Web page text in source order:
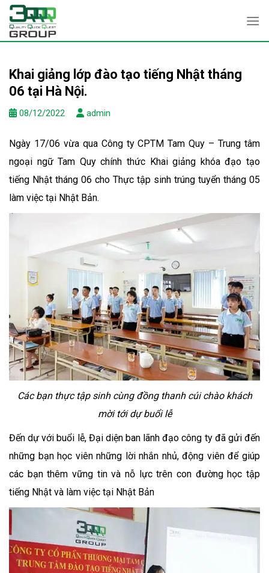
Skip
content
Khai giảng lớp đào tạo tiếng Nhật tháng
06 tại Hà Nội.
08/12/2022 admin
Ngày 17/06 vừa qua Công ty CPTM Tam Quy – Trung tâm
ngoại ngữ Tam Quy chính thức Khai giảng khóa đạo tạo
tiếng Nhật tháng 06 cho Thực tập sinh trúng tuyển tháng 05
làm việc tại Nhật Bản.
Các bạn thực tập sinh cùng đồng thanh cúi chào khách
mời tới dự buổi lễ
Đến dự với buổi lễ, Đại diện ban lãnh đạo công ty đã gửi đến
những bạn học viên những lời nhắn nhủ, động viên để giúp
các bạn thêm vững tin và nỗ lực trên con đường học tập
tiếng Nhật và làm việc tại Nhật Bản